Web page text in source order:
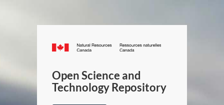
Canada.ca
/
Canada
Open Science and
Technology Repository